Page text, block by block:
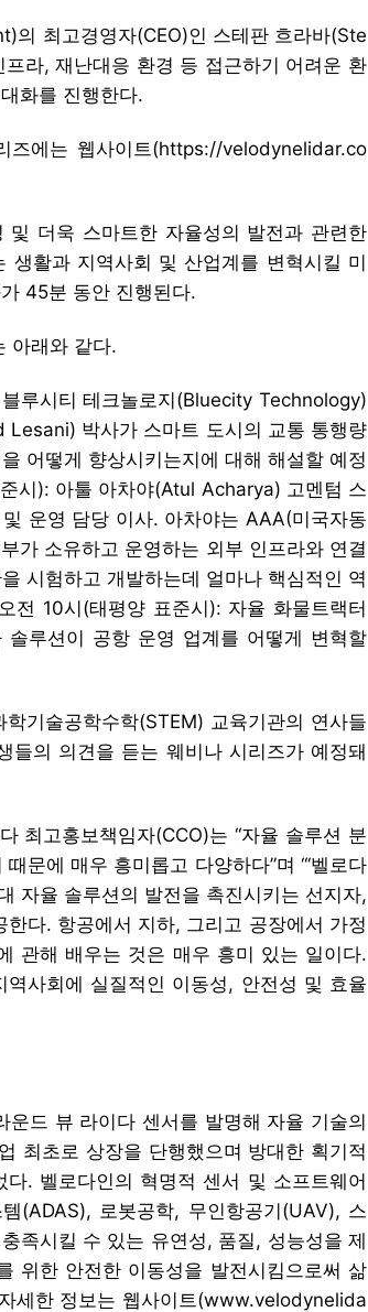
의 최고경영자(CEO)인 스테판 흐라바(Ste
라, 재난대응 환경 등 접근하기 어려운 환
화를 진행한다.
즈에는 웹사이트(https://velodynelidar.co
및 더욱 스마트한 자율성의 발전과 관련한
생활과 지역사회 및 산업계를 변혁시킬 미
45분 동안 진행된다.
아래와 같다.
루시티 테크놀로지(Bluecity Technology)
Lesani) 박사가 스마트 도시의 교통 통행량
어떻게 향상시키는지에 대해 해설할 예정
시): 아툴 아차야(Atul Acharya) 고멘텀 스
운영 담당 이사. 아차야는 AAA(미국자동
가 소유하고 운영하는 외부 인프라와 연결
시험하고 개발하는데 얼마나 핵심적인 역
전 10시(태평양 표준시): 자율 화물트랙터
루션이 공항 운영 업계를 어떻게 변혁할
기술공학수학(STEM) 교육기관의 연사들
들의 의견을 듣는 웨비나 시리즈가 예정돼
최고홍보책임자(CCO)는 “자율 솔루션 분
문에 매우 흥미롭고 다양하다”며 “‘벨로다
자율 솔루션의 발전을 촉진시키는 선지자,
다. 항공에서 지하, 그리고 공장에서 가정
관해 배우는 것은 매우 흥미 있는 일이다.
사회에 실질적인 이동성, 안전성 및 효율
드 뷰 라이다 센서를 발명해 자율 기술의
최초로 상장을 단행했으며 방대한 획기적
. 벨로다인의 혁명적 센서 및 소프트웨어
(ADAS), 로봇공학, 무인항공기(UAV), 스
족시킬 수 있는 유연성, 품질, 성능성을 제
위한 안전한 이동성을 발전시킴으로써 삶
세한 정보는 웹사이트(www.velodynelida